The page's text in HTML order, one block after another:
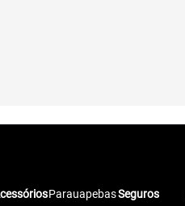
ParauapebasSeguros